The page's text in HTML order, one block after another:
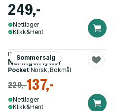
249,-
Nettlager
Klikk&Hent
Sommersalg
Diamant Salihu
Når ingen lytter
Pocket| Norsk, Bokmål
229,-137,-
Nettlager
Klikk&Hent